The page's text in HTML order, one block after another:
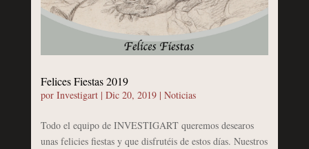
Felices Fiestas 2019
por Investigart| Dic 20, 2019| Noticias
Todo el equipo de INVESTIGART queremos desearos
unas felicies fiestas y que disfrutéis de estos días. Nuestros